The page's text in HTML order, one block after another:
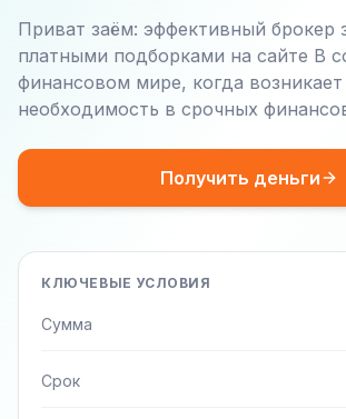
Приват заём: эффективный брокер
платными подборками на сайте В
финансовом мире, когда возникает
необходимость в срочных
Получить деньги
КЛЮЧЕВЫЕ УСЛОВИЯ
Сумма
Срок